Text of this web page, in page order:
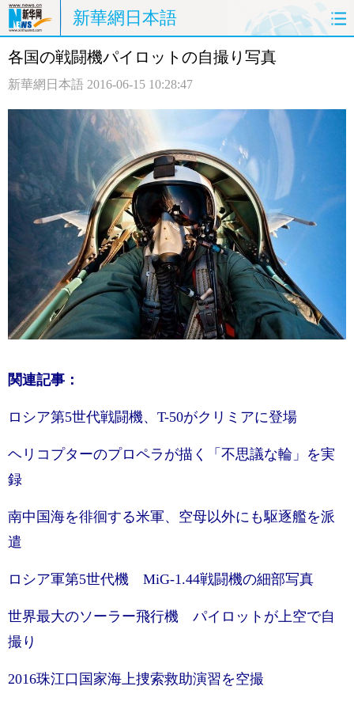
新華網日本語
ホームページ 政治
観光
中日対訳
各国の戦闘機パイロットの自撮り写真
新華網日本語 2016-06-15 10:28:47
関連記事：
ロシア第5世代戦闘機、T-50がクリミアに登場
ヘリコプターのプロペラが描く「不思議な輪」を実
録
南中国海を徘徊する米軍、空母以外にも駆逐艦を派
遣
ロシア軍第5世代機 MiG-1.44戦闘機の細部写真
世界最大のソーラー飛行機 パイロットが上空で自
撮り
2016珠江口国家海上捜索救助演習を空撮